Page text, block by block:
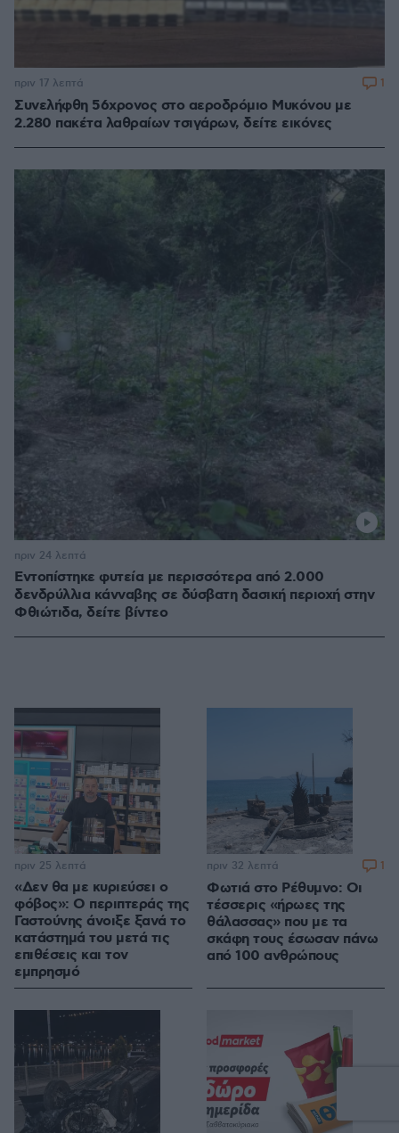
Συνελήφθη 56χρονος στο αεροδρόμιο Μυκόνου με
2.280 πακέτα λαθραίων τσιγάρων, δείτε εικόνες
πριν 17 λεπτά 1
Εντοπίστηκε φυτεία με περισσότερα από 2.000
δενδρύλλια κάνναβης σε δύσβατη δασική περιοχή στην
Φθιώτιδα, δείτε βίντεο
πριν 24 λεπτά
«Δεν θα με κυριεύσει ο
φόβος»: Ο περιπτεράς της
Γαστούνης άνοιξε ξανά το
κατάστημά του μετά τις
επιθέσεις και τον
εμπρησμό
πριν 25 λεπτά
Φωτιά στο Ρέθυμνο: Οι
τέσσερις «ήρωες της
θάλασσας» που με τα
σκάφη τους έσωσαν πάνω
από 100 ανθρώπους
πριν 32 λεπτά 1